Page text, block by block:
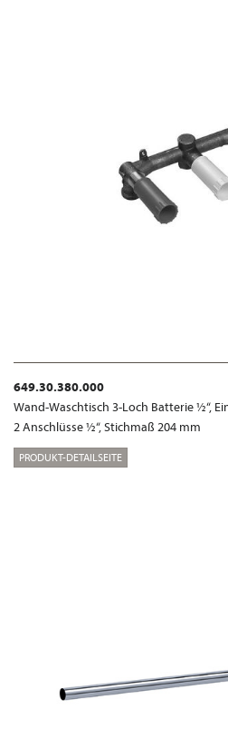
649.30.380.000
Wand-Waschtisch 3-Loch Batterie ½“,
2 Anschlüsse ½“, Stichmaß 204 mm
PRODUKT-DETAILSEITE